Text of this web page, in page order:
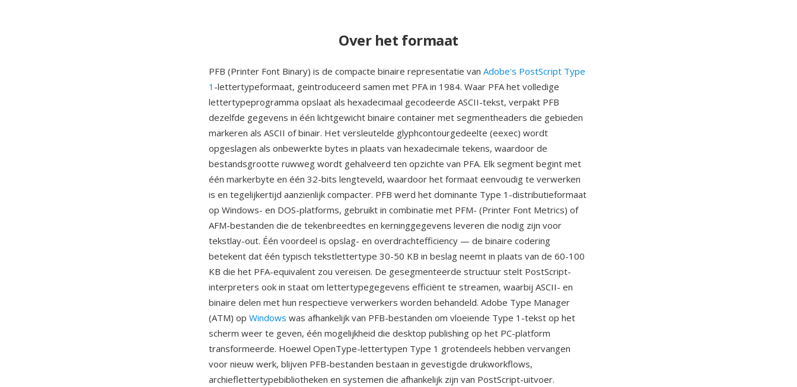
Over het formaat
PFB (Printer Font Binary) is de compacte binaire representatie van Adobe's PostScript Type
1 -lettertypeformaat, geintroduceerd samen met PFA in 1984. Waar PFA het volledige
lettertypeprogramma opslaat als hexadecimaal gecodeerde ASCII-tekst, verpakt PFB
dezelfde gegevens in één lichtgewicht binaire container met segmentheaders die gebieden
markeren als ASCII of binair. Het versleutelde glyphcontourgedeelte (eexec) wordt
opgeslagen als onbewerkte bytes in plaats van hexadecimale tekens, waardoor de
bestandsgrootte ruwweg wordt gehalveerd ten opzichte van PFA. Elk segment begint met
één markerbyte en één 32-bits lengteveld, waardoor het formaat eenvoudig te verwerken
is en tegelijkertijd aanzienlijk compacter. PFB werd het dominante Type 1-distributieformaat
op Windows- en DOS-platforms, gebruikt in combinatie met PFM- (Printer Font Metrics) of
AFM-bestanden die de tekenbreedtes en kerninggegevens leveren die nodig zijn voor
tekstlay-out. Één voordeel is opslag- en overdrachtefficiency — de binaire codering
betekent dat één typisch tekstlettertype 30-50 KB in beslag neemt in plaats van de 60-100
KB die het PFA-equivalent zou vereisen. De gesegmenteerde structuur stelt PostScript-
interpreters ook in staat om lettertypegegevens efficiënt te streamen, waarbij ASCII- en
binaire delen met hun respectieve verwerkers worden behandeld. Adobe Type Manager
(ATM) op Windows was afhankelijk van PFB-bestanden om vloeiende Type 1-tekst op het
scherm weer te geven, één mogelijkheid die desktop publishing op het PC-platform
transformeerde. Hoewel OpenType-lettertypen Type 1 grotendeels hebben vervangen
voor nieuw werk, blijven PFB-bestanden bestaan in gevestigde drukworkflows,
archieflettertypebibliotheken en systemen die afhankelijk zijn van PostScript-uitvoer.